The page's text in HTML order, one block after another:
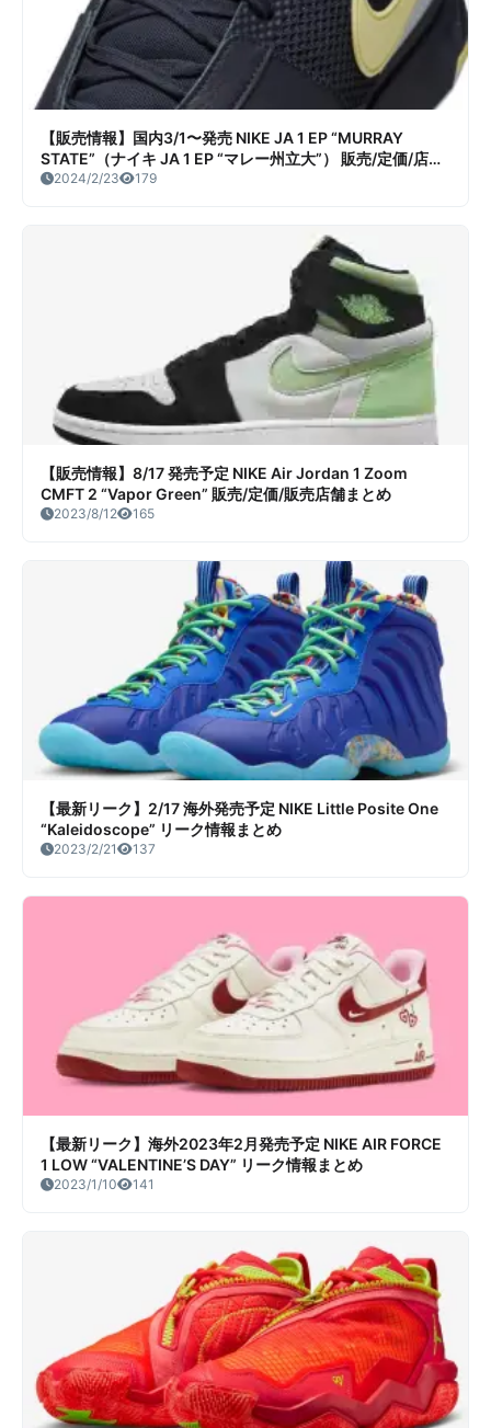
【販売情報】国内3/1〜発売 NIKE JA 1 EP “MURRAY
STATE”（ナイキ JA 1 EP “マレー州立大”） 販売/定価/店舗
まとめ
2024/2/23 179
【販売情報】8/17 発売予定 NIKE Air Jordan 1 Zoom
CMFT 2 “Vapor Green” 販売/定価/販売店舗まとめ
2023/8/12 165
【最新リーク】2/17 海外発売予定 NIKE Little Posite One
“Kaleidoscope” リーク情報まとめ
2023/2/21 137
【最新リーク】海外2023年2月発売予定 NIKE AIR FORCE
1 LOW “VALENTINE’S DAY” リーク情報まとめ
2023/1/10 141